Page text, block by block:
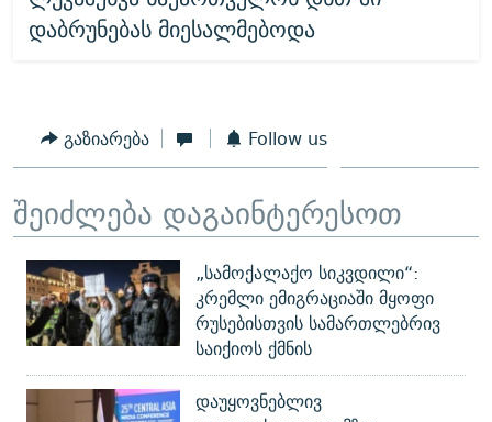
დაბრუნებას მიესალმებოდა
გაზიარება Follow us
შეიძლება დაგაინტერესოთ
„სამოქალაქო სიკვდილი“:
კრემლი ემიგრაციაში მყოფი
რუსებისთვის სამართლებრივ
საიქიოს ქმნის
დაუყოვნებლივ